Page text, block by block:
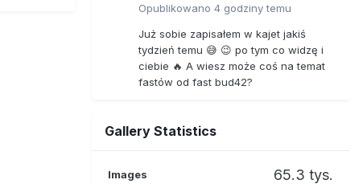
Opublikowano 4 godziny temu
Już sobie zapisałem w kajet jakiś
tydzień temu 😅 😉 po tym co widzę i
ciebie 🔥 A wiesz może coś na temat
fastów od fast bud42?
Gallery Statistics
Images 65.3 tys.